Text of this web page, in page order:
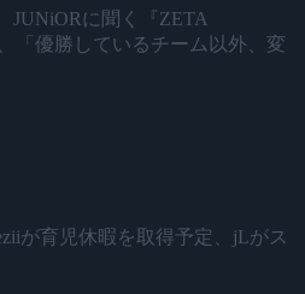
JUNiORに聞く『ZETA
「優勝しているチーム以外、変
が育児休暇を取得予定、jLがス